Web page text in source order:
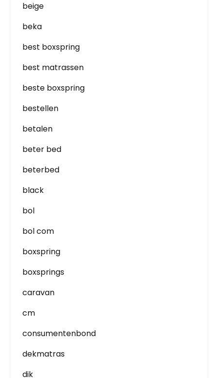
beige
beka
best boxspring
best matrassen
beste boxspring
bestellen
betalen
beter bed
beterbed
black
bol
bol com
boxspring
boxsprings
caravan
cm
consumentenbond
dekmatras
dik